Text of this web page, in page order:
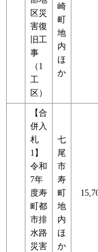
区災
害復
旧工
事
（1
工
区）
崎
町
地
内
ほ
か
【合
併入
札
1】
令和
7年
度寿
町都
市排
水路
災害
七
尾
市
寿
町
地
内
ほ
か